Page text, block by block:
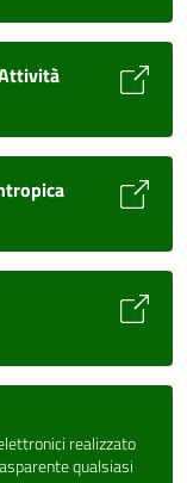
realizzato
qualsiasi